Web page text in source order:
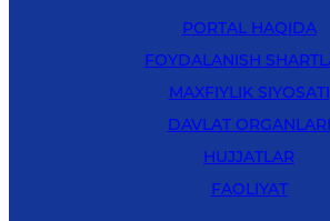
PORTAL HAQIDA
FOYDALANISH
MAXFIYLIK SIYOSATI
DAVLAT ORGANLARI
HUJJATLAR
FAOLIYAT